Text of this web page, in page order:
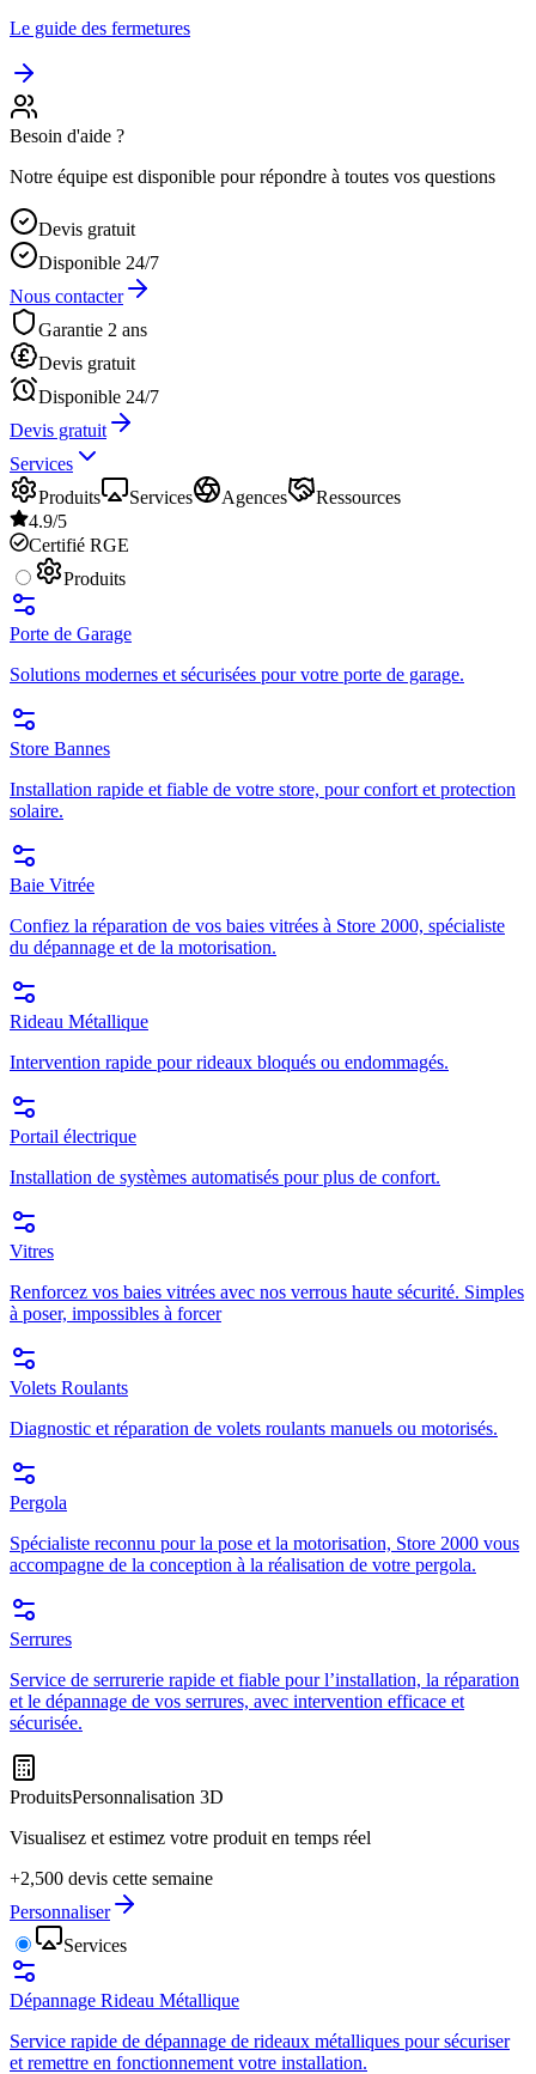
Le guide des fermetures
Besoin d'aide ?
Notre équipe est disponible pour répondre à toutes vos questions
Devis gratuit
Disponible 24/7
Nous contacter
Garantie 2 ans
Devis gratuit
Disponible 24/7
Devis gratuit
Services
Produits
Services Agences
Ressources
4.9/5
Certifié RGE
Produits
Porte de Garage
Solutions modernes et sécurisées pour votre porte de garage.
Store Bannes
Installation rapide et fiable de votre store, pour confort et protection
solaire.
Baie Vitrée
Confiez la réparation de vos baies vitrées à Store 2000, spécialiste
du dépannage et de la motorisation.
Rideau Métallique
Intervention rapide pour rideaux bloqués ou endommagés.
Portail électrique
Installation de systèmes automatisés pour plus de confort.
Vitres
Renforcez vos baies vitrées avec nos verrous haute sécurité. Simples
à poser, impossibles à forcer
Volets Roulants
Diagnostic et réparation de volets roulants manuels ou motorisés.
Pergola
Spécialiste reconnu pour la pose et la motorisation, Store 2000 vous
accompagne de la conception à la réalisation de votre pergola.
Serrures
Service de serrurerie rapide et fiable pour l’installation, la réparation
et le dépannage de vos serrures, avec intervention efficace et
sécurisée.
ProduitsPersonnalisation 3D
Visualisez et estimez votre produit en temps réel
+2,500 devis cette semaine
Personnaliser
Services
Dépannage Rideau Métallique
Service rapide de dépannage de rideaux métalliques pour sécuriser
et remettre en fonctionnement votre installation.